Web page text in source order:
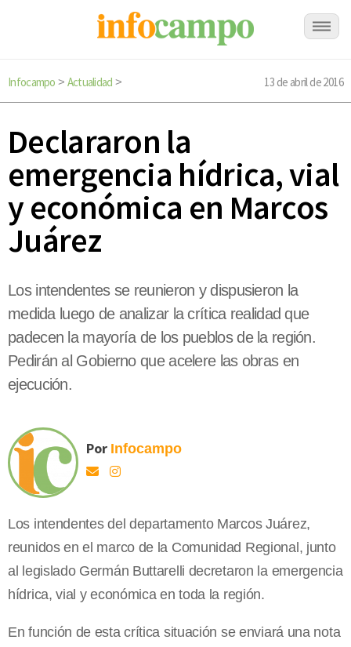
Infocampo > Actualidad > 13 de abril de 2016
Declararon la
emergencia hídrica, vial
y económica en Marcos
Juárez
Los intendentes se reunieron y dispusieron la
medida luego de analizar la crítica realidad que
padecen la mayoría de los pueblos de la región.
Pedirán al Gobierno que acelere las obras en
ejecución.
Por Infocampo
Los intendentes del departamento Marcos Juárez,
reunidos en el marco de la Comunidad Regional, junto
al legislado Germán Buttarelli decretaron la emergencia
hídrica, vial y económica en toda la región.
En función de esta crítica situación se enviará una nota